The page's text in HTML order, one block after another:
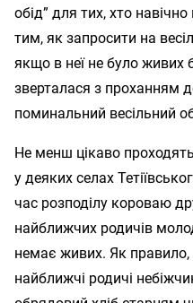
обід” для тих, хто
тим, як запросити на
якщо в неї не було живих
зверталася з проханням
поминальний весільний
Не менш цікаво
у деяких селах
час розподілу короваю
найближчих родичів
немає живих. Як
найближчі родичі